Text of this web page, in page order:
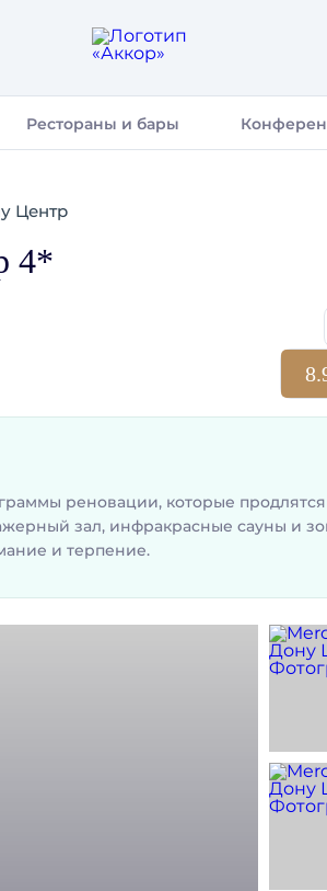
Рестораны и бары
Центр
4*
реновации, которые продлятся
зал, инфракрасные сауны и
и терпение.